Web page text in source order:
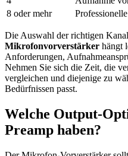
8 oder mehr
Die Auswahl der richtigen
Mikrofonvorverstärker hängt
Anforderungen,
Nehmen Sie sich die Zeit, die
vergleichen und diejenige zu
Bedürfnissen passt.
Welche Output-
Preamp haben?